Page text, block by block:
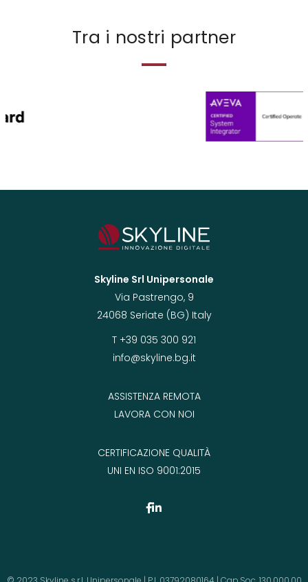
Tra i nostri partner
Skyline Srl Unipersonale
Via Pastrengo, 9
24068 Seriate (BG) Italy
T +39 035 300 921
info@skyline.bg.it
ASSISTENZA REMOTA
LAVORA CON NOI
CERTIFICAZIONE QUALITÀ
UNI EN ISO 9001:2015